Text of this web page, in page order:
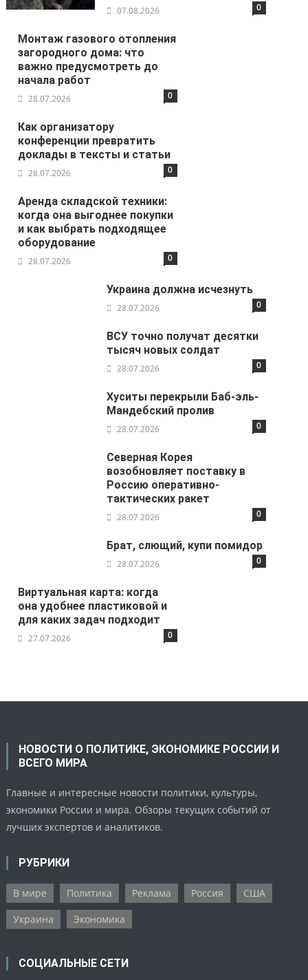
07.08.2026 0
Монтаж газового отопления
загородного дома: что
важно предусмотреть до
начала работ
28.07.2026 0
Как организатору
конференции превратить
доклады в тексты и статьи
28.07.2026 0
Аренда складской техники:
когда она выгоднее покупки
и как выбрать подходящее
оборудование
28.07.2026 0
Украина должна исчезнуть
28.07.2026 0
ВСУ точно получат десятки
тысяч новых солдат
28.07.2026 0
Хуситы перекрыли Баб-эль-
Мандебский пролив
28.07.2026 0
Северная Корея
возобновляет поставку в
Россию оперативно-
тактических ракет
28.07.2026 0
Брат, слющий, купи помидор
28.07.2026 0
Виртуальная карта: когда
она удобнее пластиковой и
для каких задач подходит
27.07.2026 0
НОВОСТИ О ПОЛИТИКЕ, ЭКОНОМИКЕ РОССИИ И
ВСЕГО МИРА
Главные и интересные новости политики, культуры,
экономики России и мира. Обзоры текущих событий от
лучших экспертов и аналитиков.
РУБРИКИ
В мире Политика Реклама Россия
США
Украина
Экономика
СОЦИАЛЬНЫЕ СЕТИ